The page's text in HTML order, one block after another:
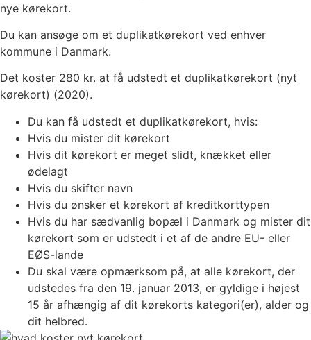
nye kørekort.
Du kan ansøge om et duplikatkørekort ved enhver
kommune i Danmark.
Det koster 280 kr. at få udstedt et duplikatkørekort (nyt
kørekort) (2020).
Du kan få udstedt et duplikatkørekort, hvis:
Hvis du mister dit kørekort
Hvis dit kørekort er meget slidt, knækket eller
ødelagt
Hvis du skifter navn
Hvis du ønsker et kørekort af kreditkorttypen
Hvis du har sædvanlig bopæl i Danmark og mister dit
kørekort som er udstedt i et af de andre EU- eller
EØS-lande
Du skal være opmærksom på, at alle kørekort, der
udstedes fra den 19. januar 2013, er gyldige i højest
15 år afhængig af dit kørekorts kategori(er), alder og
dit helbred.